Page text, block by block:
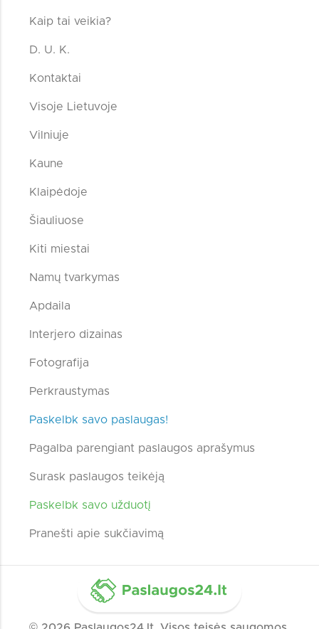
Kaip tai veikia?
D. U. K.
Kontaktai
Visoje Lietuvoje
Vilniuje
Kaune
Klaipėdoje
Šiauliuose
Kiti miestai
Namų tvarkymas
Apdaila
Interjero dizainas
Fotografija
Perkraustymas
Paskelbk savo paslaugas!
Pagalba parengiant paslaugos aprašymus
Surask paslaugos teikėją
Paskelbk savo užduotį
Pranešti apie sukčiavimą